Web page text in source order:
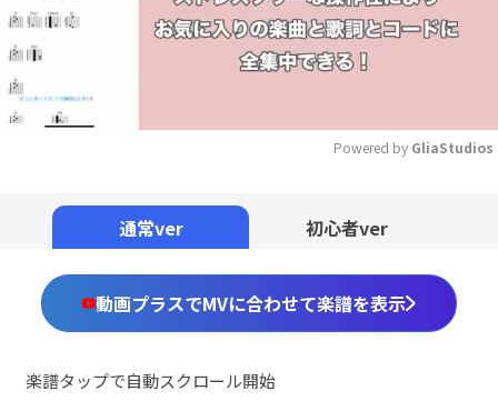
Powered by GliaStudios
通常ver 初心者ver
動画プラスでMVに合わせて楽譜を表示
楽譜タップで自動スクロール開始